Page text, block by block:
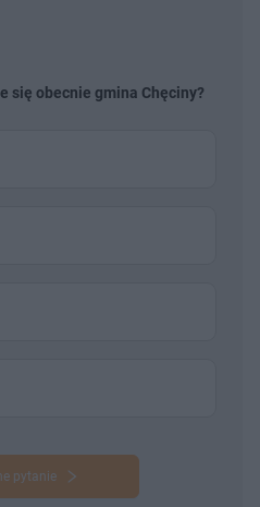
się obecnie gmina Chęciny?
pytanie